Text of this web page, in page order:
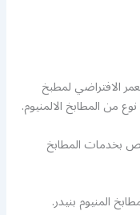
الافتراضي لمطبخ
من المطابخ الالمنيوم.
بخدمات المطابخ
المنيوم بنيدر.